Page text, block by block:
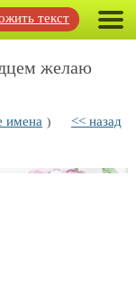
текст
желаю
имена ) << назад